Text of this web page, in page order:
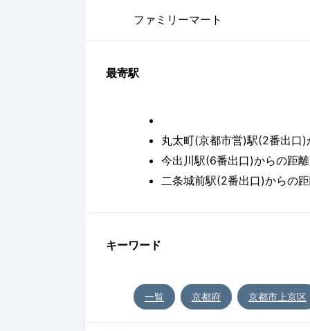
ファミリーマート
最寄駅
丸太町(京都市営)駅(2番出口
今出川駅(6番出口)からの距
二条城前駅(2番出口)からの
キーワード
一覧 京都府 京都市上京区